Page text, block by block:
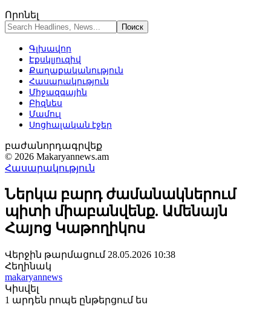
Որոնել
Գլխավոր
Էքսկլյուզիվ
Քաղաքականություն
Հասարակություն
Միջազգային
Բիզնես
Մամուլ
Սոցիալական էջեր
բաժանորդագրվեք
© 2026 Makaryannews.am
Հասարակություն
Ներկա բարդ ժամանակներում
պիտի միաբանվենք. Ամենայն
Հայոց Կաթողիկոս
Վերջին թարմացում 28.05.2026 10:38
Հեղինակ
makaryannews
Կիսվել
1 արդեն րոպե ընթերցում ես